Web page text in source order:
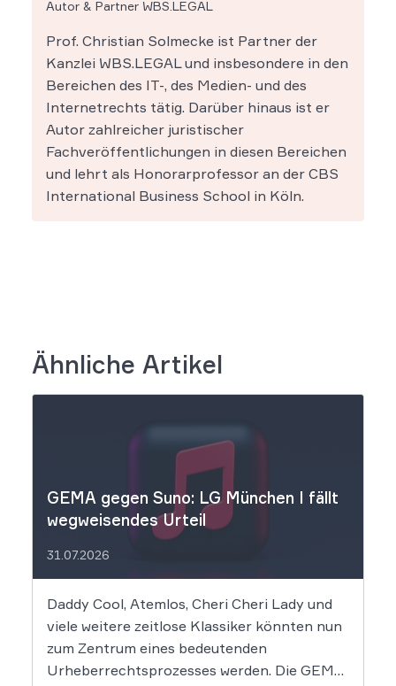
Autor & Partner WBS.LEGAL
Prof. Christian Solmecke ist Partner der
Kanzlei WBS.LEGAL und insbesondere in den
Bereichen des IT-, des Medien- und des
Internetrechts tätig. Darüber hinaus ist er
Autor zahlreicher juristischer
Fachveröffentlichungen in diesen Bereichen
und lehrt als Honorarprofessor an der CBS
International Business School in Köln.
Ähnliche Artikel
GEMA gegen Suno: LG München I fällt
wegweisendes Urteil
31.07.2026
Daddy Cool, Atemlos, Cheri Cheri Lady und
viele weitere zeitlose Klassiker könnten nun
zum Zentrum eines bedeutenden
Urheberrechtsprozesses werden. Die GEMA